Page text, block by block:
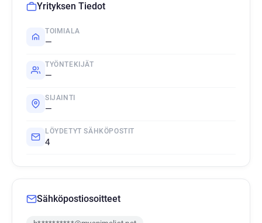
Yrityksen Tiedot
TOIMIALA
—
TYÖNTEKIJÄT
—
SIJAINTI
—
LÖYDETYT SÄHKÖPOSTIT
4
Sähköpostiosoitteet